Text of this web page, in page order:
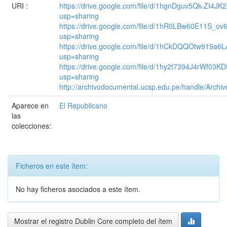
URI :
https://drive.google.com/file/d/1hgnDguv5Qk-
usp=sharing
https://drive.google.com/file/d/
usp=sharing
https://drive.google.com/file/d/
usp=sharing
https://drive.google.com/file/d/
usp=sharing
http://archivodocumental.ucsp.edu.pe/handle/
Aparece en
las
colecciones:
El Republicano
Ficheros en este ítem:
No hay ficheros asociados a este ítem.
Mostrar el registro Dublin Core completo del ítem